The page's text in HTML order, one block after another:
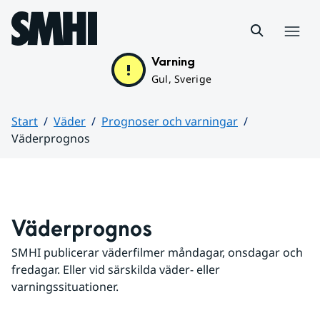
Hoppa till sidans innehåll
Varning
Gul, Sverige
Start Väder
Prognoser och varningar
Väderprognos
Väderprognos
SMHI publicerar väderfilmer måndagar, onsdagar och
fredagar. Eller vid särskilda väder- eller
varningssituationer.